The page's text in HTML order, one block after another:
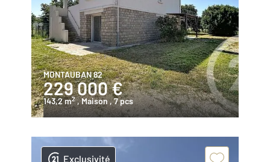
MONTAUBAN 82
229 000 €
143,2 m2 , Maison, 7 pcs
Exclusivité